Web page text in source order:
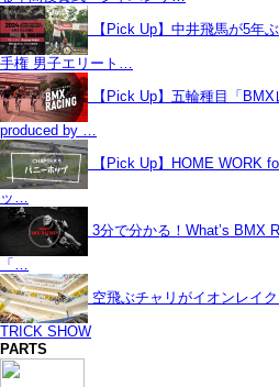
【Pick Up】中井飛馬が5年
手権 男子エリート…
【Pick Up】五輪種目「
produced by …
【Pick Up】HOME WORK
ッ…
3分で分かる！What’s BMX
「…
空飛ぶチャリがイオンレイ
TRICK SHOW
PARTS